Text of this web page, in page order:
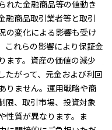
れた金融商品等の値動き
融商品取引業者等と取引
の変化による影響も受け
これらの影響により保証金
ます。資産の価値の減少
たがって、元金および利回
りません。運用戦略や商
限、取引市場、投資対象
性質が異なります。ま